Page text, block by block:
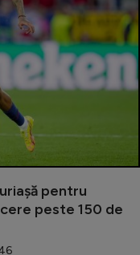
pentru
peste 150 de